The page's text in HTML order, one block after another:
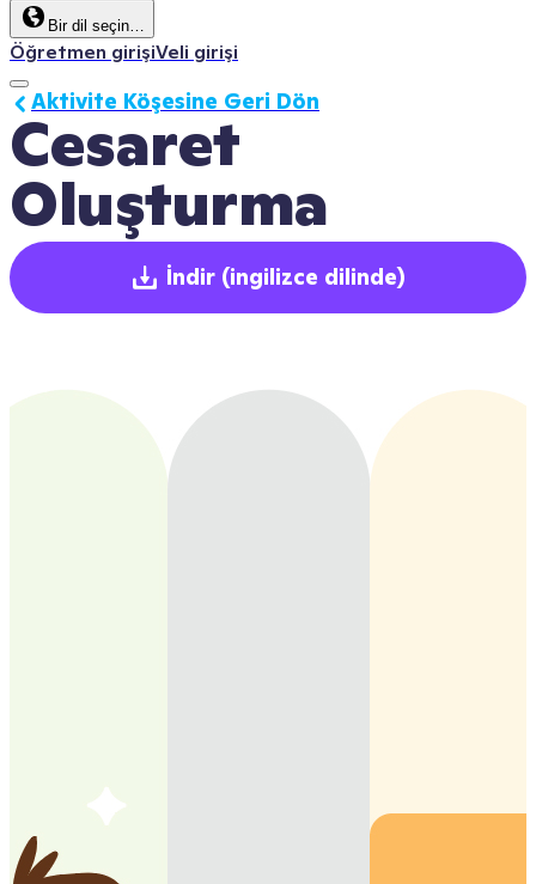
Bir dil seçin…
Öğretmen girişiVeli girişi
Cesaret
Oluşturma
Aktivite Köşesine Geri Dön
İndir (ingilizce dilinde)